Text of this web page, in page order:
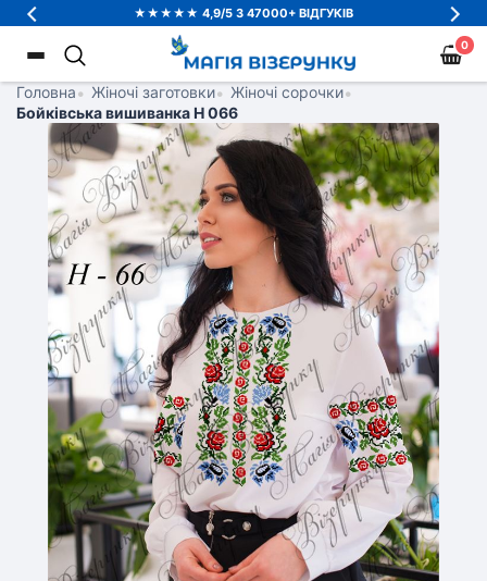
★★★★★ 4,9/5 З 47000+ ВІДГУКІВ
0
Головна• Жіночі заготовки• Жіночі сорочки•
Бойківська вишиванка Н 066